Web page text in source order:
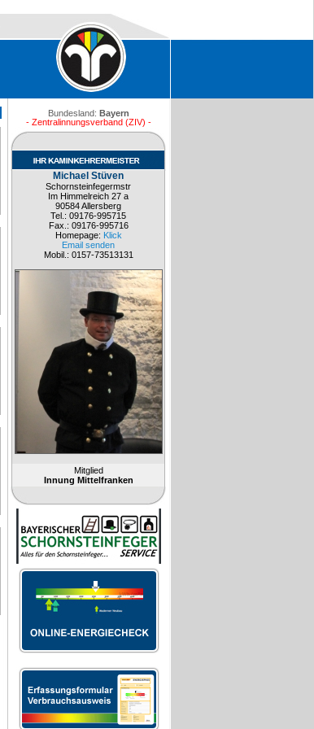
Bundesland: Bayern
- Zentralinnungsverband (ZIV) -
Michael Stüven
Schornsteinfegermstr
Im Himmelreich 27 a
90584 Allersberg
Tel.: 09176-995715
Fax.: 09176-995716
Homepage: Klick
Email senden
Mobil.: 0157-73513131
Mitglied
Innung Mittelfranken